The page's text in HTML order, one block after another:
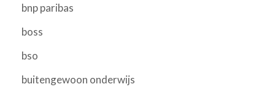
bnp paribas
boss
bso
buitengewoon onderwijs